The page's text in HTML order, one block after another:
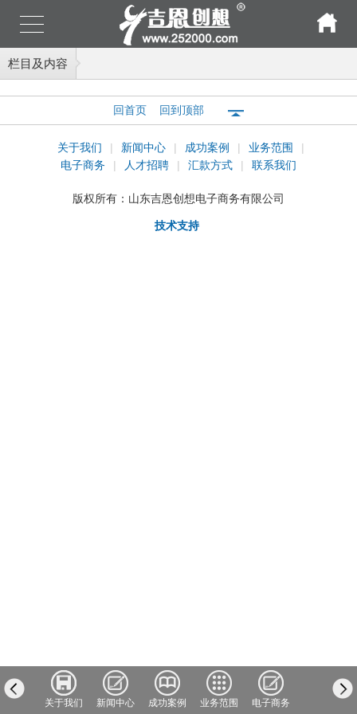
栏目及内容
回首页 回到顶部
关于我们 | 新闻中心 | 成功案例 | 业务范围
|
电子商务
| 人才招聘 | 汇款方式 | 联系我们
版权所有： 山东吉恩创想电子商务有限公司
技术支持
关于我们 新闻中心 成功案例 业务范围 电子商务